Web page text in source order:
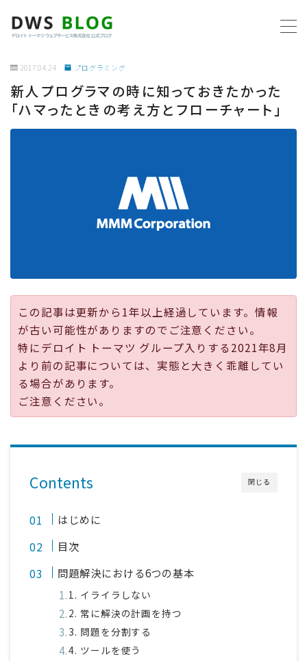
ホーム
AWS
公式ページ
2017.04.24 プログラミング
新人プログラマの時に知っておきたかった
「ハマったときの考え方とフローチャート」
この記事は更新から1年以上経過しています。情報
が古い可能性がありますのでご注意ください。
特にデロイト トーマツ グループ入りする2021年8月
より前の記事については、実態と大きく乖離してい
る場合があります。
ご注意ください。
閉じる
Contents
はじめに
目次
問題解決における6つの基本
1. イライラしない
2. 常に解決の計画を持つ
3. 問題を分割する
4. ツールを使う